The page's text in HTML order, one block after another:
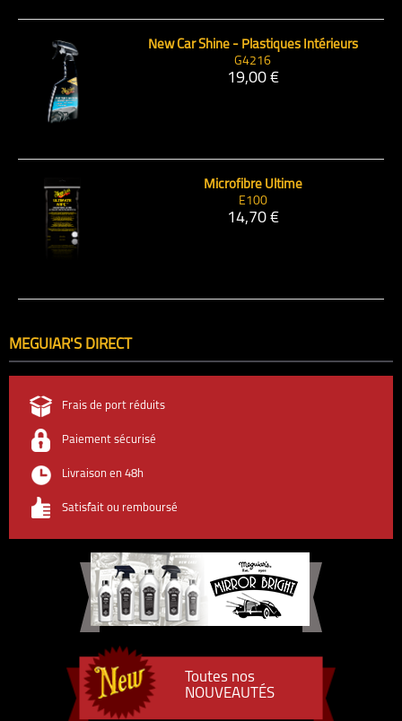
New Car Shine - Plastiques Intérieurs
G4216
19,00 €
Microfibre Ultime
E100
14,70 €
MEGUIAR'S DIRECT
Frais de port réduits
Paiement sécurisé
Livraison en 48h
Satisfait ou remboursé
Toutes nos
NOUVEAUTÉS